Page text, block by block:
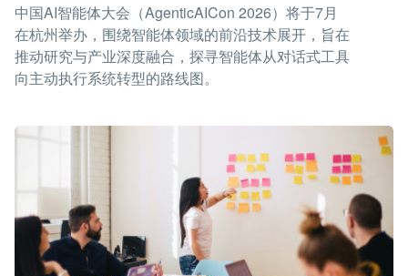
中国AI智能体大会（AgenticAICon 2026）将于7月
在杭州举办，围绕智能体领域的前沿技术展开，旨在
推动研究与产业深度融合，探寻智能体从对话式工具
向主动执行系统转型的路线图。